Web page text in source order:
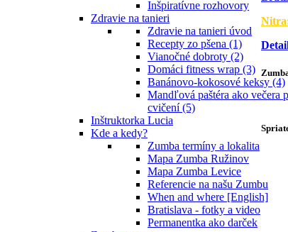
Inšpiratívne rozhovory
Zdravie na tanieri
Zdravie na tanieri úvod
Recepty zo pšena (1)
Vianočné dobroty (2)
Domáci fitness wrap (3)
Banánovo-kokosové keksy (4)
Mandľová paštéra ako večera
cvičení (5)
Inštruktorka Lucia
Kde a kedy?
Zumba termíny a lokalita
Mapa Zumba Ružinov
Mapa Zumba Levice
Referencie na našu Zumbu
When and where [English]
Bratislava - fotky a video
Permanentka ako darček